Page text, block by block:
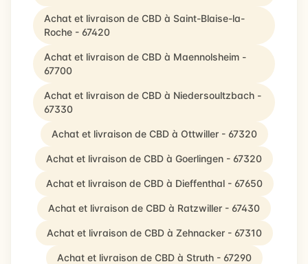
Achat et livraison de CBD à Saint-Blaise-la-
Roche - 67420
Achat et livraison de CBD à Maennolsheim -
67700
Achat et livraison de CBD à Niedersoultzbach -
67330
Achat et livraison de CBD à Ottwiller - 67320
Achat et livraison de CBD à Goerlingen - 67320
Achat et livraison de CBD à Dieffenthal - 67650
Achat et livraison de CBD à Ratzwiller - 67430
Achat et livraison de CBD à Zehnacker - 67310
Achat et livraison de CBD à Struth - 67290